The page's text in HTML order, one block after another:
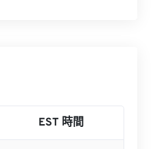
EST 時間